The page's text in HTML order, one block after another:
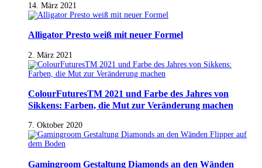
14. März 2021
Alligator Presto weiß mit neuer Formel
2. März 2021
ColourFuturesTM 2021 und Farbe des Jahres von
Sikkens: Farben, die Mut zur Veränderung machen
7. Oktober 2020
Gamingroom Gestaltung Diamonds an den Wänden